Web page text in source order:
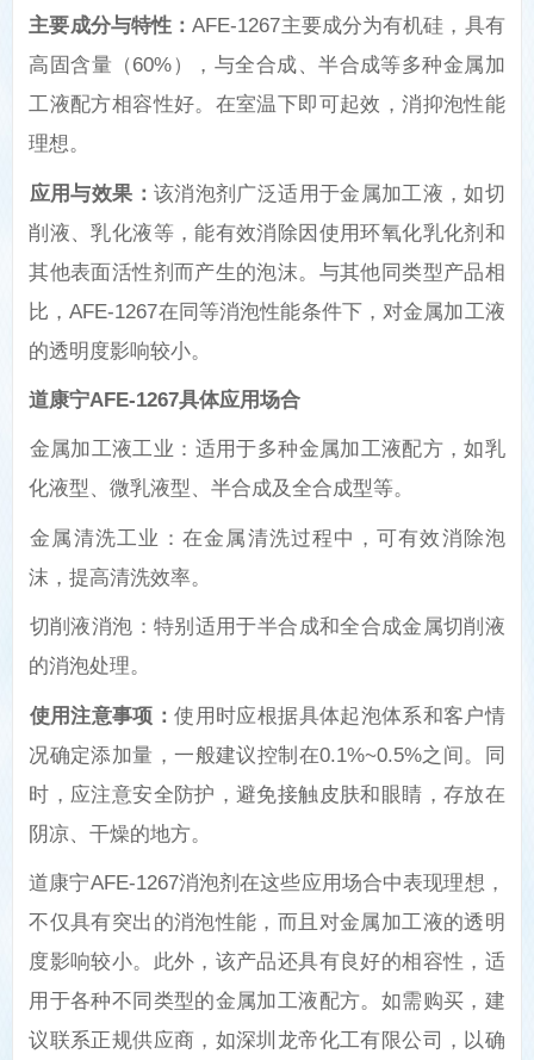
主要成分与特性‌：AFE-1267主要成分为有机硅，具有
高固含量（60% ），与全合成、半合成等多种金属加
工液配方相容性好。在室温下即可起效，消抑泡性能
理想。
应用与效果‌：该消泡剂广泛适用于金属加工液，如切
削液、乳化液等，能有效消除因使用环氧化乳化剂和
其他表面活性剂而产生的泡沫。与其他同类型产品相
比，AFE-1267在同等消泡性能条件下，对金属加工液
的透明度影响较小。
道康宁AFE-1267具体应用场合‌
‌金属加工液工业‌：适用于多种金属加工液配方，如乳
化液型、微乳液型、半合成及全合成型等。
‌金属清洗工业‌：在金属清洗过程中，可有效消除泡
沫，提高清洗效率。
‌切削液消泡‌：特别适用于半合成和全合成金属切削液
的消泡处理。
使用注意事项‌：使用时应根据具体起泡体系和客户情
况确定添加量，一般建议控制在0.1%~0.5%之间。同
时，应注意安全防护，避免接触皮肤和眼睛，存放在
阴凉、干燥的地方。
道康宁AFE-1267消泡剂在这些应用场合中表现理想，
不仅具有突出的消泡性能，而且对金属加工液的透明
度影响较小。此外，该产品还具有良好的相容性，适
用于各种不同类型的金属加工液配方。如需购买，建
议联系正规供应商，如深圳龙帝化工有限公司，以确